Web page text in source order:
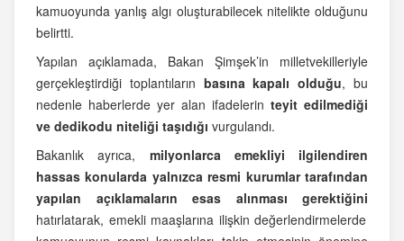
kamuoyunda yanlış algı oluşturabilecek nitelikte olduğunu
belirtti.
Yapılan açıklamada, Bakan Şimşek’in milletvekilleriyle
gerçekleştirdiği toplantıların basına kapalı olduğu, bu
nedenle haberlerde yer alan ifadelerin teyit edilmediği
ve dedikodu niteliği taşıdığı vurgulandı.
Bakanlık ayrıca, milyonlarca emekliyi ilgilendiren
hassas konularda yalnızca resmi kurumlar tarafından
yapılan açıklamaların esas alınması gerektiğini
hatırlatarak, emekli maaşlarına ilişkin değerlendirmelerde